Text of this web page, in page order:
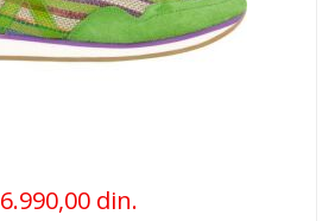
6.990,00 din.